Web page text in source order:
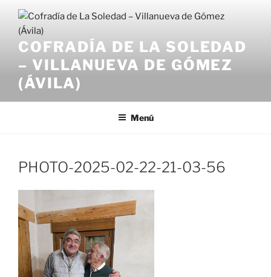
Saltar
contenido
COFRADÍA DE LA SOLEDAD
– VILLANUEVA DE GÓMEZ
(ÁVILA)
Menú
PHOTO-2025-02-22-21-03-56